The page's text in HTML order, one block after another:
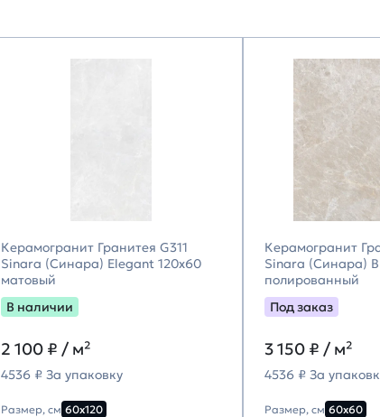
Керамогранит Гранитея G311
Sinara (Синара) Elegant 120х60
матовый
В наличии
2 100 ₽ / м²
4536 ₽ За упаковку
Размер, см 60х120
Керамогранит
Sinara (Синара)
полированный
Под заказ
3 150 ₽ / м²
4536 ₽ За
Размер, см 60х60